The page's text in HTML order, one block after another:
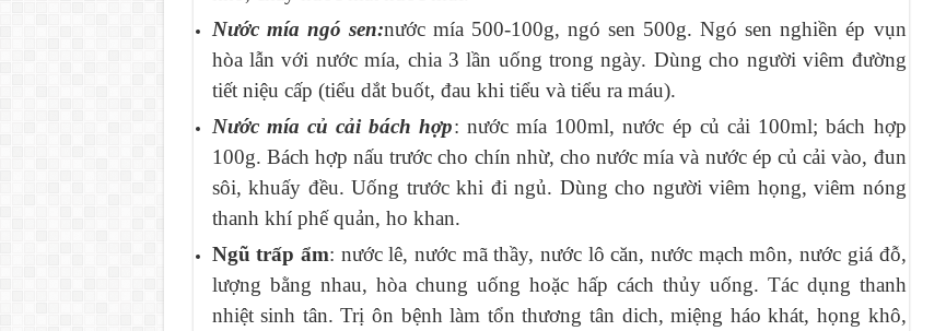
Nước mía ngó sen:nước mía 500-100g, ngó sen 500g. Ngó sen nghiền ép vụn
hòa lẫn với nước mía, chia 3 lần uống trong ngày. Dùng cho người viêm đường
tiết niệu cấp (tiểu dắt buốt, đau khi tiểu và tiểu ra máu).
Nước mía củ cải bách hợp: nước mía 100ml, nước ép củ cải 100ml; bách hợp
100g. Bách hợp nấu trước cho chín nhừ, cho nước mía và nước ép củ cải vào, đun
sôi, khuấy đều. Uống trước khi đi ngủ. Dùng cho người viêm họng, viêm nóng
thanh khí phế quản, ho khan.
Ngũ trấp ẩm: nước lê, nước mã thầy, nước lô căn, nước mạch môn, nước giá đỗ,
lượng bằng nhau, hòa chung uống hoặc hấp cách thủy uống. Tác dụng thanh
nhiệt sinh tân. Trị ôn bệnh làm tổn thương tân dich, miệng háo khát, họng khô,